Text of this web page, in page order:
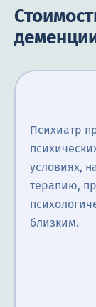
Психиатр
условиях,
терапию,
близким.